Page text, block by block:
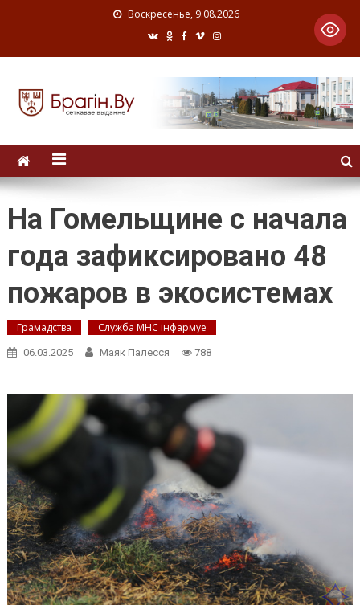
Воскресенье, 9.08.2026
На Гомельщине с начала
года зафиксировано 48
пожаров в экосистемах
Грамадства Служба МНС інфармуе
06.03.2025 Маяк Палесся 788